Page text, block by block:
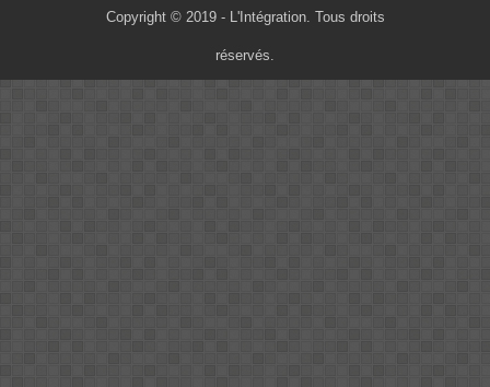
Copyright © 2019 - L'Intégration. Tous droits
réservés.